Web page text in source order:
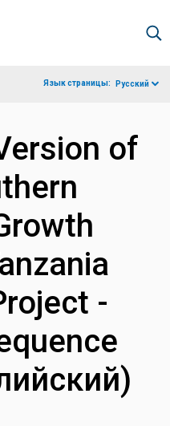
Язык страницы: Русский
of
-